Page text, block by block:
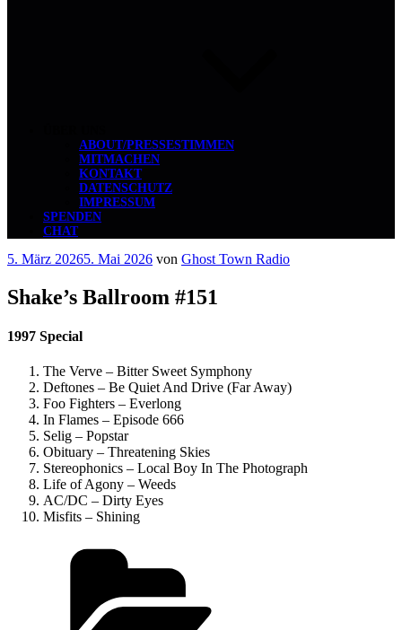
ABOUT/PRESSESTIMMEN
MITMACHEN
KONTAKT
DATENSCHUTZ
IMPRESSUM
SPENDEN
CHAT
Veröffentlicht
5. März 20265. Mai 2026 von Ghost Town Radio
Shake’s Ballroom #151
1997 Special
The Verve – Bitter Sweet Symphony
Deftones – Be Quiet And Drive (Far Away)
Foo Fighters – Everlong
In Flames – Episode 666
Selig – Popstar
Obituary – Threatening Skies
Stereophonics – Local Boy In The Photograph
Life of Agony – Weeds
AC/DC – Dirty Eyes
Misfits – Shining